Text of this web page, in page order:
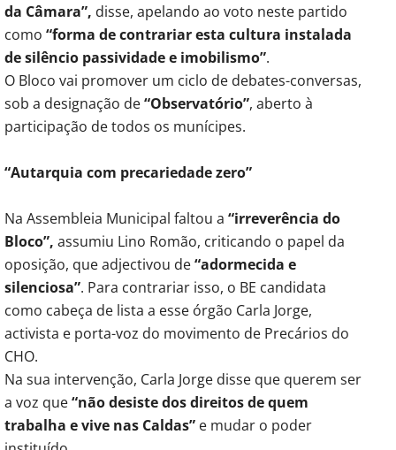
da Câmara”, disse, apelando ao voto neste partido
como “forma de contrariar esta cultura instalada
de silêncio passividade e imobilismo”.
O Bloco vai promover um ciclo de debates-conversas,
sob a designação de“Observatório”, aberto à
participação de todos os munícipes.
“Autarquia com precariedade zero”
Na Assembleia Municipal faltou a “irreverência do
Bloco”, assumiu Lino Romão, criticando o papel da
oposição, que adjectivou de“adormecida e
silenciosa”. Para contrariar isso, o BE candidata
como cabeça de lista a esse órgão Carla Jorge,
activista e porta-voz do movimento de Precários do
CHO.
Na sua intervenção, Carla Jorge disse que querem ser
a voz que“não desiste dos direitos de quem
trabalha e vive nas Caldas” e mudar o poder